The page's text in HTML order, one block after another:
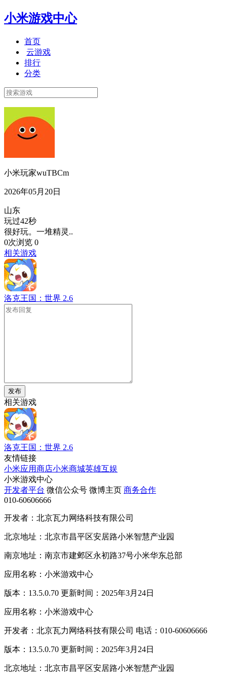
小米游戏中心
首页
云游戏
排行
分类
小米玩家wuTBCm
2026年05月20日
山东
玩过42秒
很好玩。一堆精灵..
0次浏览 0
相关游戏
洛克王国：世界 2.6
发布
相关游戏
洛克王国：世界 2.6
友情链接
小米应用商店小米商城英雄互娱
小米游戏中心
开发者平台 微信公众号 微博主页 商务合作
010-60606666
开发者：北京瓦力网络科技有限公司
北京地址：北京市昌平区安居路小米智慧产业园
南京地址：南京市建邺区永初路37号小米华东总部
应用名称：小米游戏中心
版本：13.5.0.70 更新时间：2025年3月24日
应用名称：小米游戏中心
开发者：北京瓦力网络科技有限公司 电话：010-60606666
版本：13.5.0.70 更新时间：2025年3月24日
北京地址：北京市昌平区安居路小米智慧产业园